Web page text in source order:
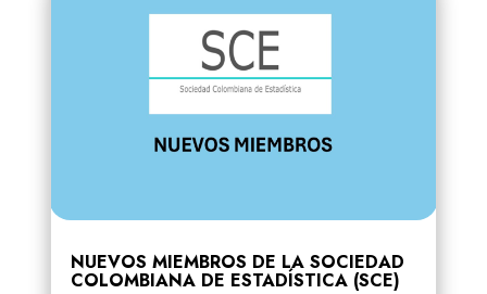
NUEVOS MIEMBROS DE LA SOCIEDAD
COLOMBIANA DE ESTADÍSTICA (SCE)